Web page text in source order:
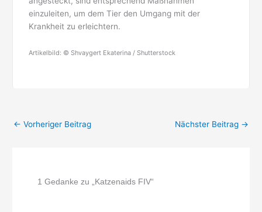
einzuleiten, um dem Tier den Umgang mit der
Krankheit zu erleichtern.
Artikelbild: © Shvaygert Ekaterina / Shutterstock
← Vorheriger Beitrag Nächster Beitrag →
1 Gedanke zu „Katzenaids FIV“